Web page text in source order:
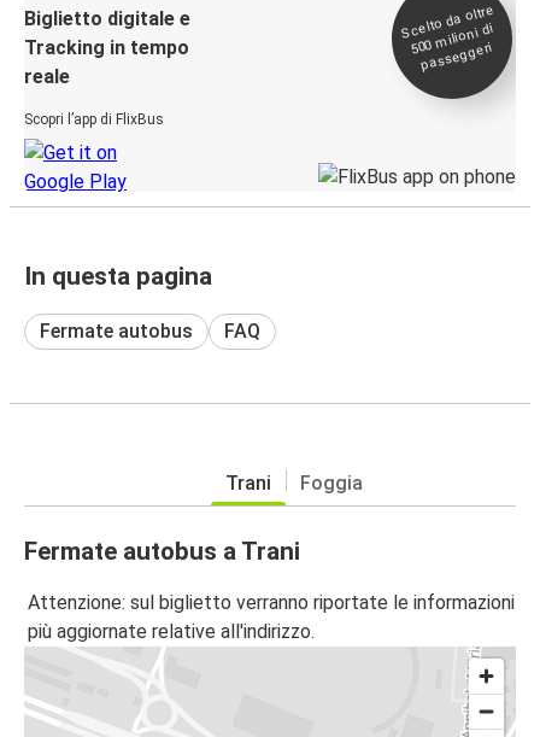
Biglietto digitale e
Tracking in tempo
reale
Scopri l’app di FlixBus
Scelto da oltre
500
milioni di
passeggeri
In questa pagina
Fermate autobus FAQ
Trani Foggia
Fermate autobus a Trani
Attenzione: sul biglietto verranno riportate le informazioni
più aggiornate relative all'indirizzo.